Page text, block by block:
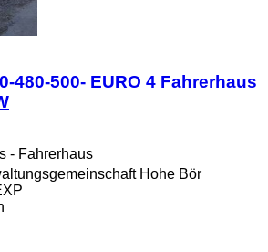
480-500- EURO 4 Fahrerhaus
- Fahrerhaus
Hohe Bör